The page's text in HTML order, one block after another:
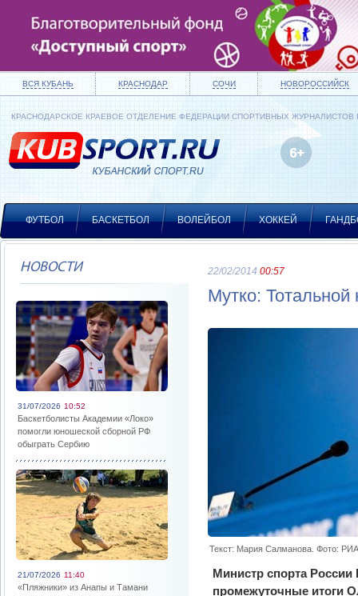
ВСЯ КУБАНЬ КРАСНОДАР СОЧИ НОВОРОССИЙСК
КРАСНОДАРСКОЕ КРАЕВОЕ ОТДЕЛЕНИЕ ФЕДЕРАЦИИ СПОРТИВНЫХ ЖУРНАЛИСТОВ
ФУТБОЛ БАСКЕТБОЛ ВОЛЕЙБОЛ ХОККЕЙ
НОВОСТИ
31/07/2026 10:52
Баскетболисты Академии «Локо»
помогли юношеской сборной РФ
обыграть Сербию
21/07/2026 11:40
«Пляжники» из Анапы и Тамани
22/02/2014 00:57
Мутко: Тотальной
Текст: Мария Салманова. Фото:
Министр спорта
промежуточные итоги